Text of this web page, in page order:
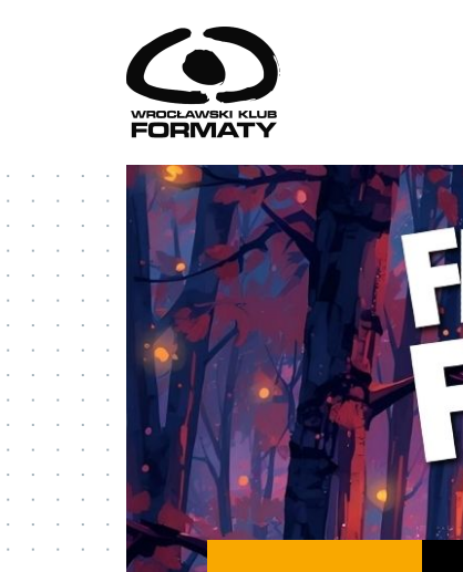
Przejdź do treściWK Formaty. Strona główna